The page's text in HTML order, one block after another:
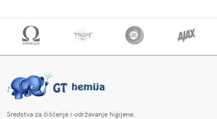
Sredstva za čišćenje i održavanje higijene.